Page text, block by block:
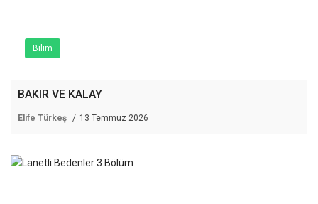
Bilim
BAKIR VE KALAY
Elife Türkeş 13 Temmuz 2026